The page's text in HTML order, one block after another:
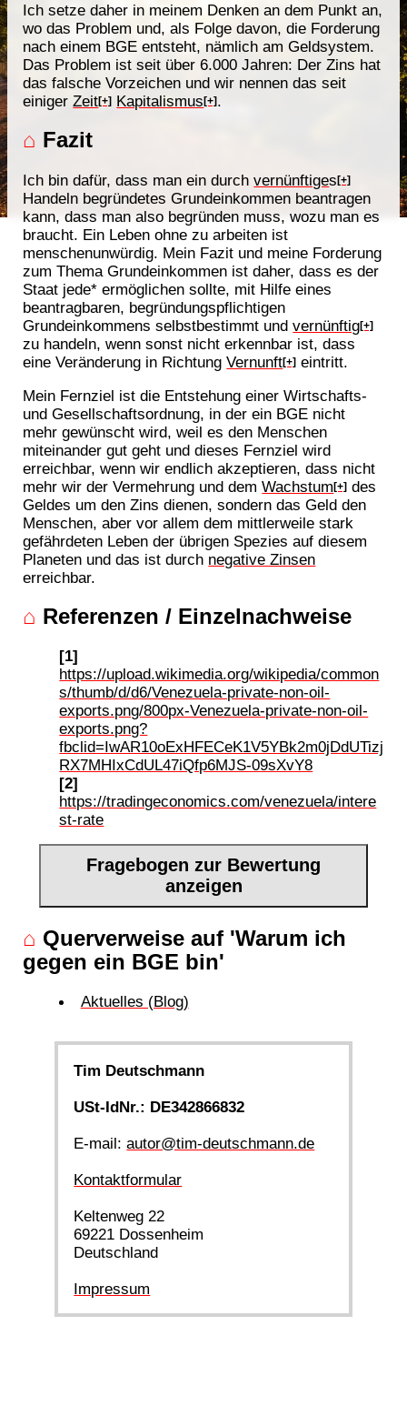
Ich setze daher in meinem Denken an dem Punkt an,
wo das Problem und, als Folge davon, die Forderung
nach einem BGE entsteht, nämlich am Geldsystem.
Das Problem ist seit über 6.000 Jahren: Der Zins hat
das falsche Vorzeichen und wir nennen das seit
einigerZeit[+] Kapitalismus[+] .
⌂ Fazit
Ich bin dafür, dass man ein durchvernünftiges[+]
Handeln begründetes Grundeinkommen beantragen
kann, dass man also begründen muss, wozu man es
braucht. Ein Leben ohne zu arbeiten ist
menschenunwürdig. Mein Fazit und meine Forderung
zum Thema Grundeinkommen ist daher, dass es der
Staat jede* ermöglichen sollte, mit Hilfe eines
beantragbaren, begründungspflichtigen
Grundeinkommens selbstbestimmt undvernünftig[+]
zu handeln, wenn sonst nicht erkennbar ist, dass
eine Veränderung in RichtungVernunft[+] eintritt.
Mein Fernziel ist die Entstehung einer Wirtschafts-
und Gesellschaftsordnung, in der ein BGE nicht
mehr gewünscht wird, weil es den Menschen
miteinander gut geht und dieses Fernziel wird
erreichbar, wenn wir endlich akzeptieren, dass nicht
mehr wir der Vermehrung und demWachstum[+] des
Geldes um den Zins dienen, sondern das Geld den
Menschen, aber vor allem dem mittlerweile stark
gefährdeten Leben der übrigen Spezies auf diesem
Planeten und das ist durch negative Zinsen
erreichbar.
⌂ Referenzen / Einzelnachweise
[1]
https://upload.wikimedia.org/wikipedia/common
s/thumb/d/d6/Venezuela-private-non-oil-
exports.png/800px-Venezuela-private-non-oil-
exports.png?
fbclid=IwAR10oExHFECeK1V5YBk2m0jDdUTizj
RX7MHIxCdUL47iQfp6MJS-09sXvY8
[2]
https://tradingeconomics.com/venezuela/intere
st-rate
Fragebogen zur Bewertung
anzeigen
⌂ Querverweise auf 'Warum ich
gegen ein BGE bin'
Aktuelles (Blog)
Tim Deutschmann
USt-IdNr.: DE342866832
E-mail:autor@tim-deutschmann.de
Kontaktformular
Keltenweg 22
69221 Dossenheim
Deutschland
Impressum